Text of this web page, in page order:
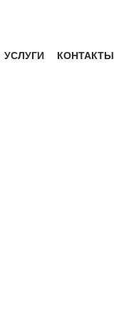
УСЛУГИ КОНТАКТЫ